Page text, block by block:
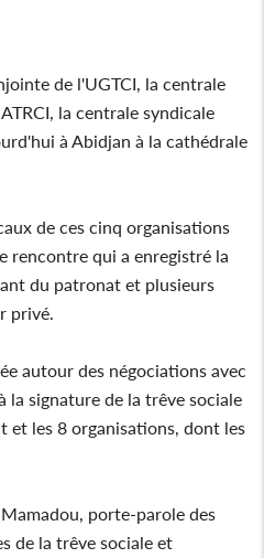
de l'UGTCI, la centrale
la centrale syndicale
à Abidjan à la cathédrale
de ces cinq organisations
rencontre qui a enregistré la
du patronat et plusieurs
privé.
autour des négociations avec
signature de la trêve sociale
et les 8 organisations, dont les
porte-parole des
de la trêve sociale et